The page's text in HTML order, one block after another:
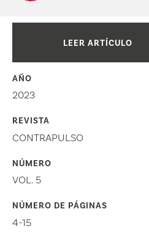
LEER ARTÍCULO
AÑO
2023
REVISTA
CONTRAPULSO
NÚMERO
VOL. 5
NÚMERO DE PÁGINAS
4-15